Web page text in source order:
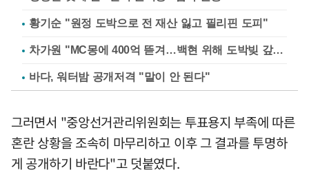
황기순 "원정 도박으로 전 재산 잃고 필리핀 도피"
차가원 "MC몽에 400억 뜯겨…백현 위해 도박빚 갚아줘"
바다, 워터밤 공개저격 "말이 안 된다"
그러면서 "중앙선거관리위원회는 투표용지 부족에 따른
혼란 상황을 조속히 마무리하고 이후 그 결과를 투명하
게 공개하기 바란다"고 덧붙였다.